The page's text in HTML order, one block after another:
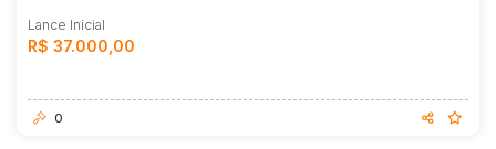
Lance Inicial
R$ 37.000,00
0